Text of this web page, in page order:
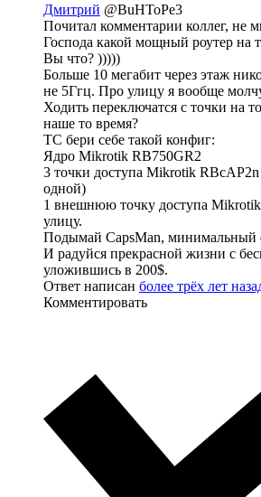
Дмитрий @BuHToPe3
Почитал комментарии коллег, не
Господа какой мощный роутер на
Вы что? )))))
Больше 10 мегабит через этаж
не 5Ггц. Про улицу я вообще
Ходить переключатся с точки на
наше то время?
ТС бери себе такой конфиг:
Ядро Mikrotik RB750GR2
3 точки доступа Mikrotik
одной)
1 внешнюю точку доступа
улицу.
Подымай CapsMan, минимальный
И радуйся прекрасной жизни с
уложившись в 200$.
Ответ написан более трёх лет
Комментировать